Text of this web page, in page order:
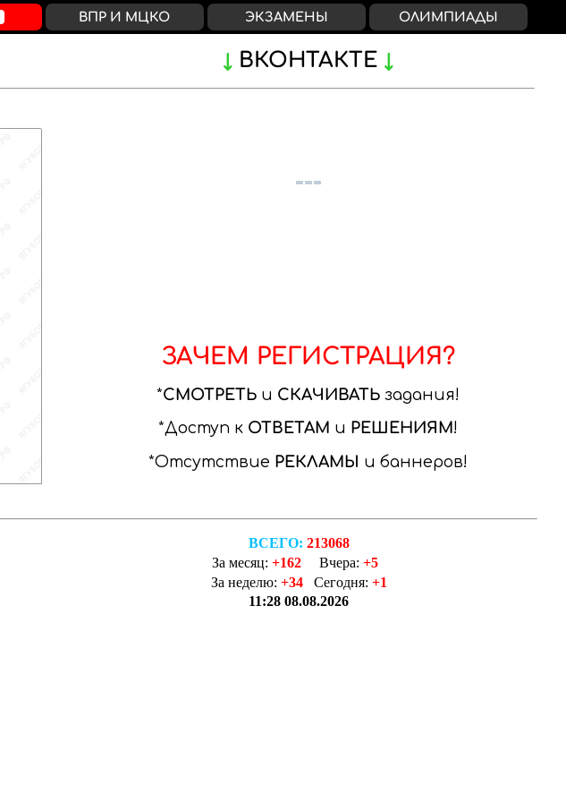
ВКОНТАКТЕ
ЗАЧЕМ РЕГИСТРАЦИЯ?
СМОТРЕТЬ и СКАЧИВАТЬ задания
Доступ к ОТВЕТАМ и РЕШЕНИЯМ
Отсутствие РЕКЛАМЫ и баннеров
ВПР И МЦКО ЭКЗАМЕНЫ ОЛИМПИАДЫ
ВСЕГО: 213068
За месяц: +162 Вчера: +5
За неделю: +34 Сегодня: +1
11:28 08.08.2026